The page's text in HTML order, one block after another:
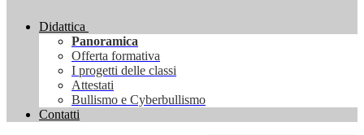
Didattica
Panoramica
Offerta formativa
I progetti delle classi
Attestati
Bullismo e Cyberbullismo
Contatti